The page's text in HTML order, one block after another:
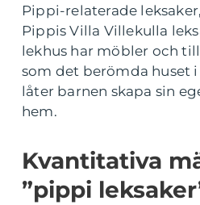
Pippi-relaterade
Pippis Villa Villekulla
lekhus har möbler och
som det berömda huset
låter barnen skapa sin
hem.
Kvantitativa
”pippi